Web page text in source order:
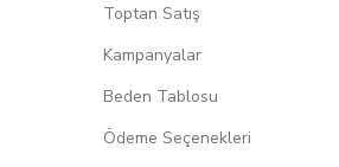
Toptan Satış
Kampanyalar
Beden Tablosu
Ödeme Seçenekleri